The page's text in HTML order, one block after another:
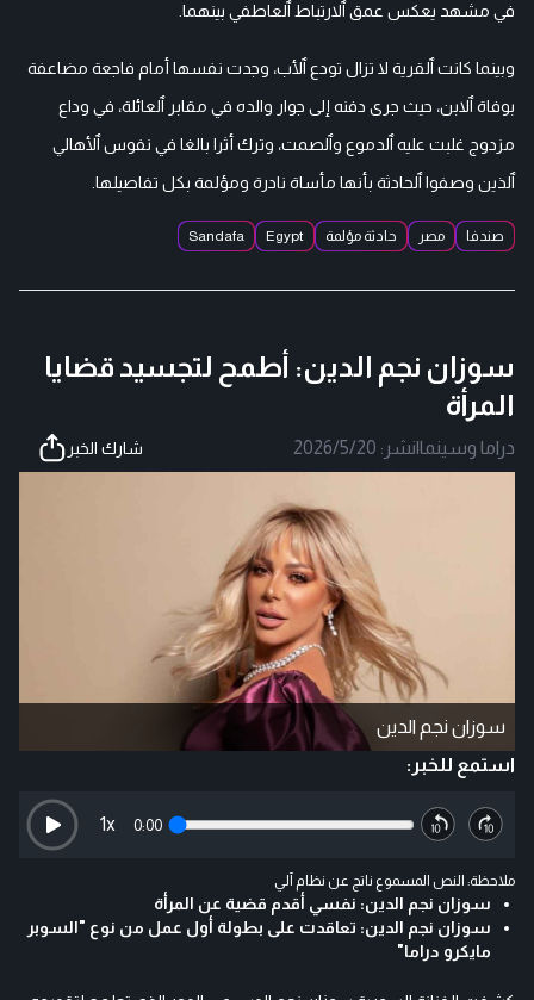
في مشهد يعكس عمق ٱلارتباط ٱلعاطفي بينهما.
وبينما كانت ٱلقرية لا تزال تودع ٱلأب، وجدت نفسها أمام فاجعة مضاعفة
بوفاة ٱلابن، حيث جرى دفنه إلى جوار والده في مقابر ٱلعائلة، في وداع
مزدوج غلبت عليه ٱلدموع وٱلصمت، وترك أثرا بالغا في نفوس ٱلأهالي
ٱلذين وصفوا ٱلحادثة بأنها مأساة نادرة ومؤلمة بكل تفاصيلها.
صندفا مصر حادثة مؤلمة Egypt
Sandafa
سوزان نجم الدين: أطمح لتجسيد قضايا
المرأة
دراما وسينما|نشر: 2026/5/20 شارك الخبر
سوزان نجم الدين
استمع للخبر:
0:00
1x
ملاحظة: النص المسموع ناتج عن نظام آلي
سوزان نجم الدين: نفسي أقدم قضية عن المرأة
سوزان نجم الدين: تعاقدت على بطولة أول عمل من نوع "السوبر
مايكرو دراما"